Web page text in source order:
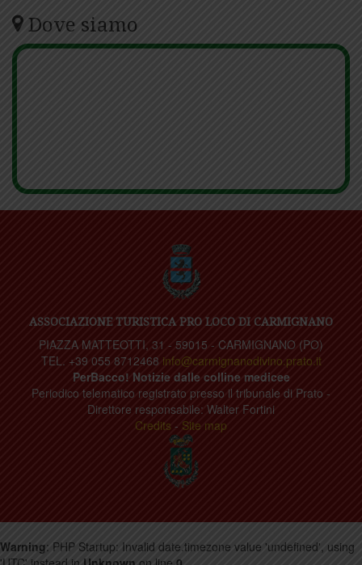
Dove siamo
ASSOCIAZIONE TURISTICA PRO LOCO DI CARMIGNANO
PIAZZA MATTEOTTI, 31 - 59015 - CARMIGNANO (PO)
TEL. +39 055 8712468 info@carmignanodivino.prato.it
PerBacco! Notizie dalle colline medicee
Periodico telematico registrato presso il tribunale di Prato -
Direttore responsabile: Walter Fortini
Credits - Site map
Warning: PHP Startup: Invalid date.timezone value 'undefined', using